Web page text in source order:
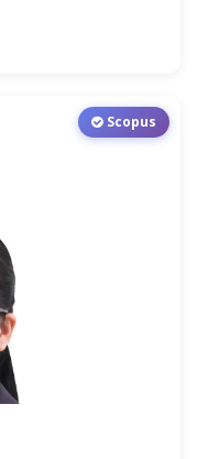
Scopus